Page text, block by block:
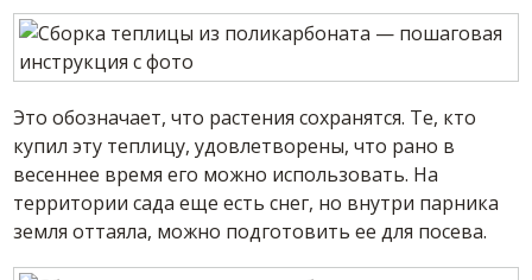
Это обозначает, что растения сохранятся. Те, кто
купил эту теплицу, удовлетворены, что рано в
весеннее время его можно использовать. На
территории сада еще есть снег, но внутри парника
земля оттаяла, можно подготовить ее для посева.